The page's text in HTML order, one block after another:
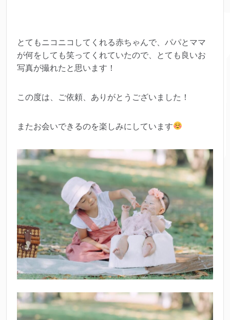
とてもニコニコしてくれる赤ちゃんで、パパとママ
が何をしても笑ってくれていたので、とても良いお
写真が撮れたと思います！
この度は、ご依頼、ありがとうございました！
またお会いできるのを楽しみにしています